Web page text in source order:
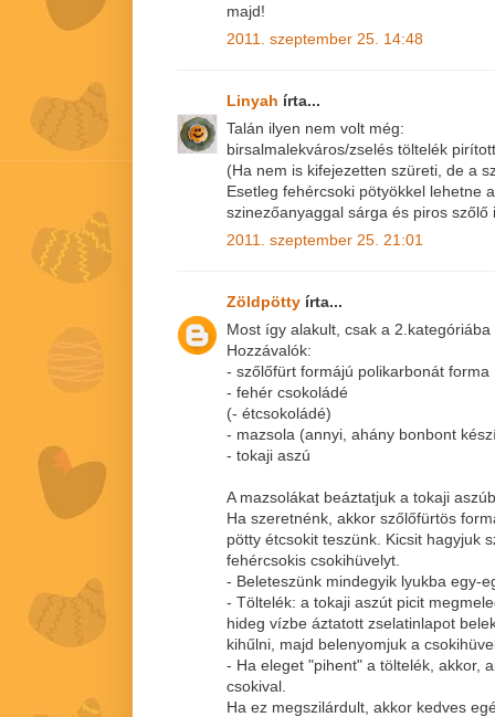
majd!
2011. szeptember 25. 14:48
Linyah írta...
Talán ilyen nem volt még:
birsalmalekváros/zselés töltelék
(Ha nem is kifejezetten szüreti, de a
Esetleg fehércsoki pötyökkel lehetne
szinezőanyaggal sárga és piros szőlő
2011. szeptember 25. 21:01
Zöldpötty írta...
Most így alakult, csak a 2.kategóriába
Hozzávalók:
- szőlőfürt formájú polikarbonát forma
- fehér csokoládé
(- étcsokoládé)
- mazsola (annyi, ahány bonbont
- tokaji aszú
A mazsolákat beáztatjuk a tokaji
Ha szeretnénk, akkor szőlőfürtös
pötty étcsokit teszünk. Kicsit hagyjuk
fehércsokis csokihüvelyt.
- Beleteszünk mindegyik lyukba egy-
- Töltelék: a tokaji aszút picit
hideg vízbe áztatott zselatinlapot
kihűlni, majd belenyomjuk a
- Ha eleget "pihent" a töltelék, akkor,
csokival.
Ha ez megszilárdult, akkor kedves